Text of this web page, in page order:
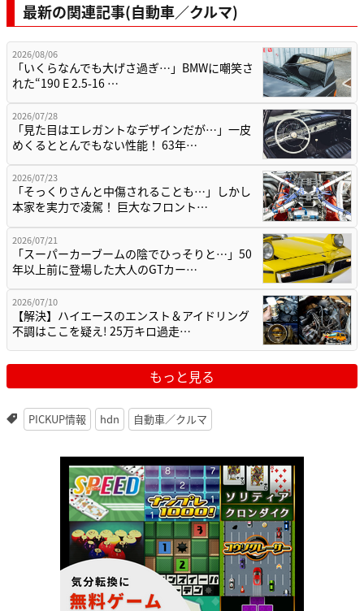
最新の関連記事(自動車／クルマ)
2026/08/06
「いくらなんでも大げさ過ぎ…」BMWに嘲笑さ
れた“190 E 2.5-16 …
2026/07/28
「見た目はエレガントなデザインだが…」一皮
めくるととんでもない性能！ 63年…
2026/07/23
「そっくりさんと中傷されることも…」しかし
本家を実力で凌駕！ 巨大なフロント…
2026/07/21
「スーパーカーブームの陰でひっそりと…」50
年以上前に登場した大人のGTカー…
2026/07/10
【解決】ハイエースのエンスト＆アイドリング
不調はここを疑え! 25万キロ過走…
もっと見る
PICKUP情報 hdn 自動車／クルマ